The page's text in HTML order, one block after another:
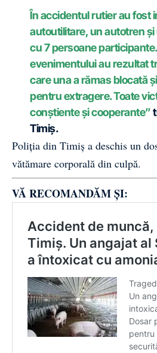
În accidentul rutier au fost
autoutilitare, un autotren
cu 7 persoane
evenimentului au rezultat
care una a rămas blocată
pentru extragere. Toate
conștiente și cooperante”
Timiș.
Poliția din Timiș a deschis un
vătămare corporală din culpă.
VĂ RECOMANDĂM ȘI: